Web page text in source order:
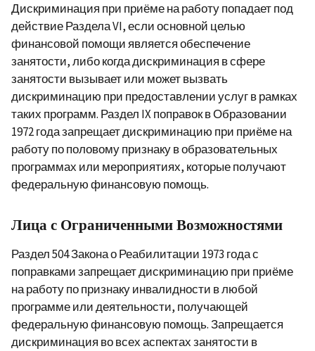
Дискриминация при приёме на работу попадает под
действие Раздела VI, если основной целью
финансовой помощи является обеспечение
занятости, либо когда дискриминация в сфере
занятости вызывает или может вызвать
дискриминацию при предоставлении услуг в рамках
таких программ. Раздел IX поправок в Образовании
1972 года запрещает дискриминацию при приёме на
работу по половому признаку в образовательных
программах или мероприятиях, которые получают
федеральную финансовую помощь.
Лица с Ограниченными Возможностями
Раздел 504 Закона о Реабилитации 1973 года с
поправками запрещает дискриминацию при приёме
на работу по признаку инвалидности в любой
программе или деятельности, получающей
федеральную финансовую помощь. Запрещается
дискриминация во всех аспектах занятости в